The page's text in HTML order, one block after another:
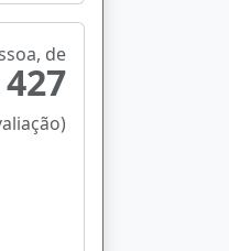
de
427